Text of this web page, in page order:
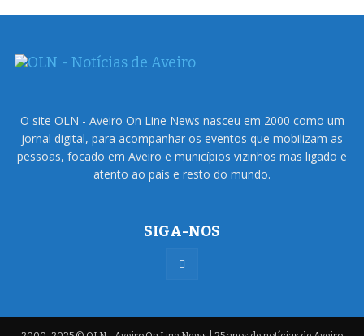
O site OLN - Aveiro On Line News nasceu em 2000 como um
jornal digital, para acompanhar os eventos que mobilizam as
pessoas, focado em Aveiro e municípios vizinhos mas ligado e
atento ao país e resto do mundo.
SIGA-NOS